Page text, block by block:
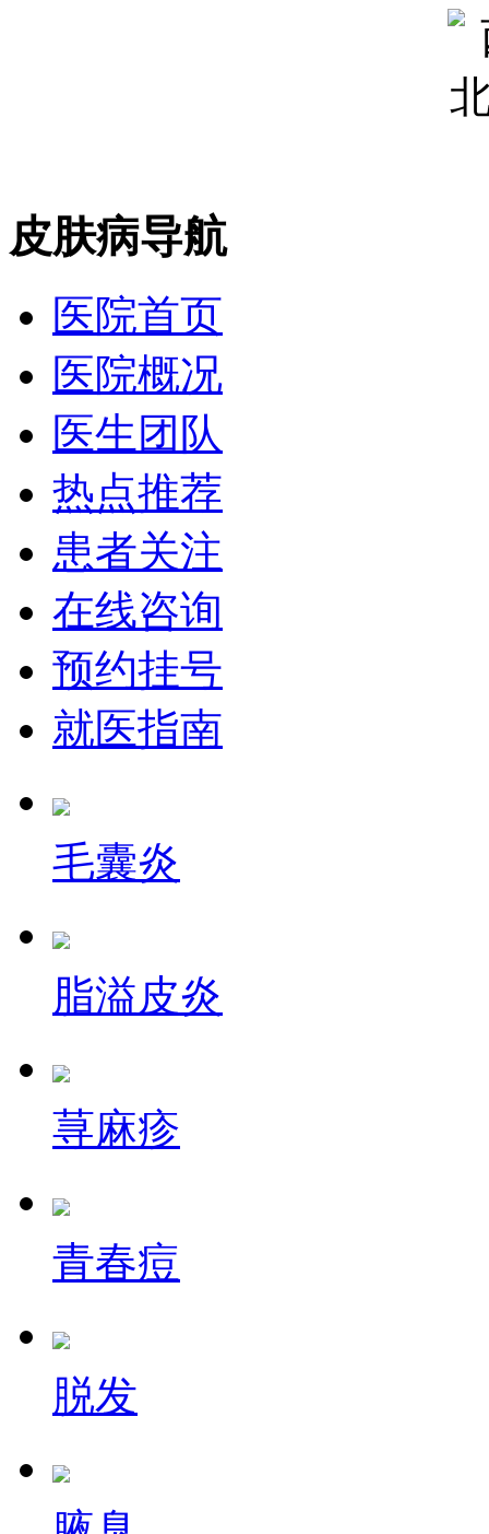
皮肤病导航
医院首页
医院概况
医生团队
热点推荐
患者关注
在线咨询
预约挂号
就医指南
毛囊炎
脂溢皮炎
荨麻疹
青春痘
脱发